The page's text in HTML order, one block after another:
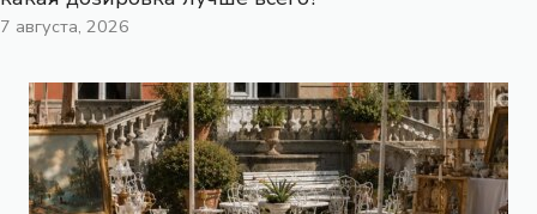
7 августа, 2026